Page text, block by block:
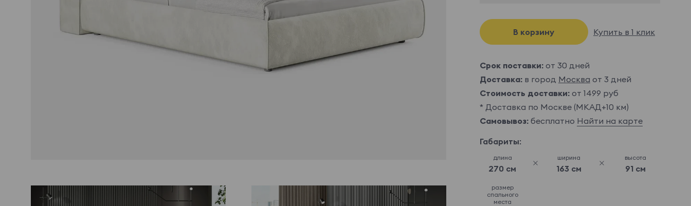
В корзину Купить в 1 клик
Срок поставки:от 30 дней
Доставка:в город Москва от 3 дней
Стоимость доставки:от 1499 руб
* Доставка по Москве (МКАД+10 км)
Самовывоз:бесплатно Найти на карте
Габариты:
длина
270 см
ширина
163 см
высота
91 см
размер
спального
места